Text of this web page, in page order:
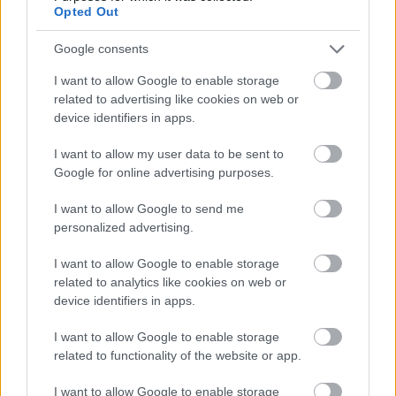
Opted Out
Google consents
I want to allow Google to enable storage
related to advertising like cookies on web or
device identifiers in apps.
I want to allow my user data to be sent to
Google for online advertising purposes.
I want to allow Google to send me
personalized advertising.
I want to allow Google to enable storage
related to analytics like cookies on web or
device identifiers in apps.
I want to allow Google to enable storage
related to functionality of the website or app.
I want to allow Google to enable storage
következő évjáratban mennyi AOC-t vagy AOP-t
dobhatnak piacra. A koncepció - legalábbis a CIVL
szerint - működik, de ezt látszik alátámasztani az is,
hogy több vidék, mint pl. az egyébként jó
adottságokkal rendelkező, de az utóbbi években
lezüllött Fitou is csatlakozni akar a rendszerhez.
A harmadik front pedig a piramis csúcsának
meghódítása lenne. ACIVLsutba dobta ugyan a vitát
terroárok klasszifikációjának gondolatával nem
hagyott fel. Újabb terve szerint a "terroir
d'exception" (különleges minőségű terroár, kb.)
elnevezés használatát tenné lehetővé bizonyos
vidékek számára. A tervhez ezúttal az INAO áldását
is kérték, és a CIVL elnöke, Frédéric Jeanjean (nem
röhög!) azt reméli, két terroár, nevesen a Pic Saint
Loup és a La Clape már idén kicégérezheti a
megkülönböztető jelzést. A folyamat - bátortalanul
ugyan, de félhangon továbbra is - deklarált célja az,